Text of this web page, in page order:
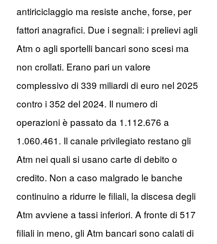
antiriciclaggio ma resiste anche, forse, per
fattori anagrafici. Due i segnali: i prelievi agli
Atm o agli sportelli bancari sono scesi ma
non crollati. Erano pari un valore
complessivo di 339 miliardi di euro nel 2025
contro i 352 del 2024. Il numero di
operazioni è passato da 1.112.676 a
1.060.461. Il canale privilegiato restano gli
Atm nei quali si usano carte di debito o
credito. Non a caso malgrado le banche
continuino a ridurre le filiali, la discesa degli
Atm avviene a tassi inferiori. A fronte di 517
filiali in meno, gli Atm bancari sono calati di